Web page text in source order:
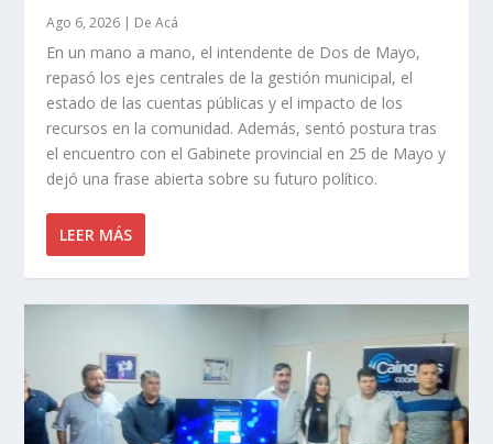
Ago 6, 2026 | De Acá
En un mano a mano, el intendente de Dos de Mayo,
repasó los ejes centrales de la gestión municipal, el
estado de las cuentas públicas y el impacto de los
recursos en la comunidad. Además, sentó postura tras
el encuentro con el Gabinete provincial en 25 de Mayo y
dejó una frase abierta sobre su futuro político.
LEER MÁS